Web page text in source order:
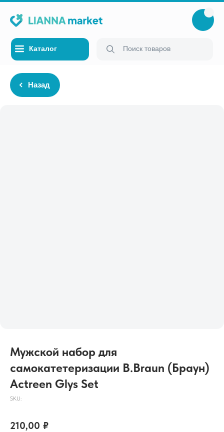
Каталог
Поиск товаров
Каталог
Назад
Мужской набор для
самокатетеризации B.Braun (Браун)
Actreen Glys Set
SKU:
210,00 ₽